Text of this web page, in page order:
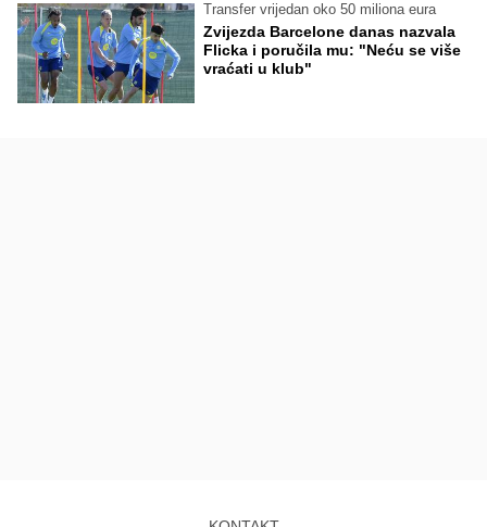
Transfer vrijedan oko 50 miliona eura
Zvijezda Barcelone danas nazvala
Flicka i poručila mu: "Neću se više
vraćati u klub"